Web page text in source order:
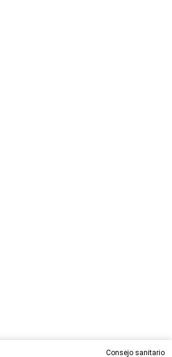
Consejo sanitario